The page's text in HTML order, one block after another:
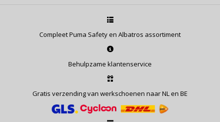
Compleet Puma Safety en Albatros assortiment
Behulpzame klantenservice
Gratis verzending van werkschoenen naar NL en BE